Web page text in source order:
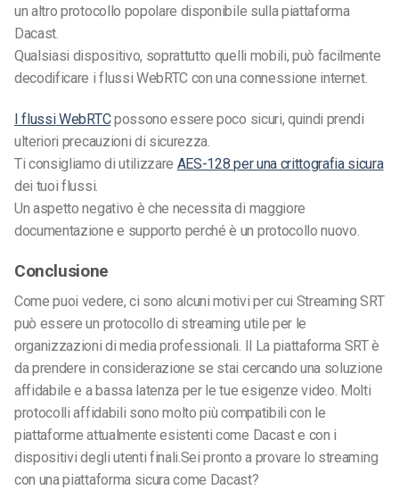
un altro protocollo popolare disponibile sulla piattaforma
Dacast.
Qualsiasi dispositivo, soprattutto quelli mobili, può facilmente
decodificare i flussi WebRTC con una connessione internet.
I flussiWebRTCpossono essere poco sicuri, quindi prendi
ulteriori precauzioni di sicurezza.
Ti consigliamo di utilizzare AES-128 per una crittografia sicura
dei tuoi flussi.
Un aspetto negativo è che necessita di maggiore
documentazione e supporto perché è un protocollo nuovo.
Conclusione
Come puoi vedere, ci sono alcuni motivi per cui Streaming SRT
può essere un protocollo di streaming utile per le
organizzazioni di media professionali. Il
La piattaforma SRTè
da prendere in considerazione se stai cercando una soluzione
affidabile e a bassa latenza per le tue esigenze video. Molti
protocolli affidabili sono molto più compatibili con le
piattaforme attualmente esistenti come Dacast e con i
dispositivi degli utenti finali.Sei pronto a provare lo streaming
con una piattaforma sicura come Dacast?